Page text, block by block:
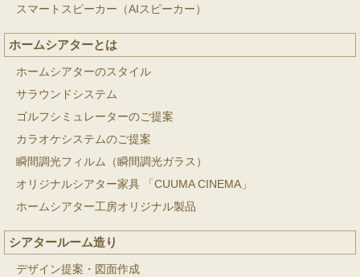
スマートスピーカー（AIスピーカー）
ホームシアターとは
ホームシアターのスタイル
サラウンドシステム
ゴルフシミュレーターのご提案
カラオケシステムのご提案
瞬間調光フィルム（瞬間調光ガラス）
オリジナルシアター家具 「CUUMA CINEMA」
ホームシアター工房オリジナル製品
シアタールーム造り
デザイン提案・図面作成